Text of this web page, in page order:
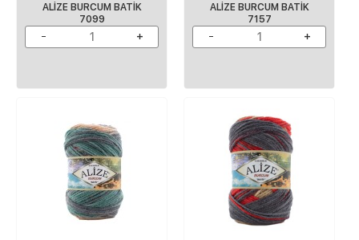
ALIZE BURCUM BATIK
7099
ALIZE BURCUM BATIK
7157